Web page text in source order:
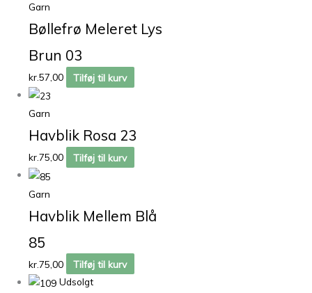
Garn
Bøllefrø Meleret Lys
Brun 03
kr.57,00 Tilføj til kurv
Garn
Havblik Rosa 23
kr.75,00 Tilføj til kurv
Garn
Havblik Mellem Blå
85
kr.75,00
Tilføj til kurv
Udsolgt